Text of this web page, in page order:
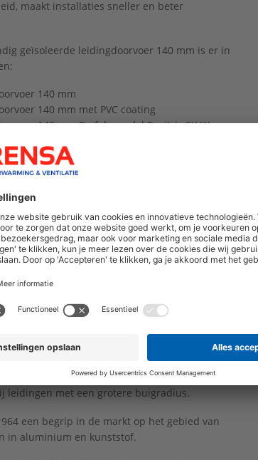
maakt installaties sneller en beter
geïsoleerde leidingdoorvoer 140 mm is er in
140 mm
140 mm met PVC coating
140 mm Prefab rondel Resitrix SK W
140 mm Prefab rondel bitumen SBS
140 mm Prefab rondel EPDM USA
en veilig zonder open vuur te verwerken op
ondergrond.
hersluitbare kap
open en dicht; praktisch bij werken in
Geen probleem!
heeft een uitsparing in de kap voor extra
leidingen met een grotere buigradius.
een begrip in de markt op het gebied van
in aluminium en kunststof.